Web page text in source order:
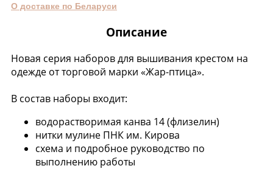
О доставке по Беларуси
Описание
Новая серия наборов для вышивания крестом на
одежде от торговой марки «Жар-птица».
В состав наборы входит:
водорастворимая канва 14 (флизелин)
нитки мулине ПНК им. Кирова
схема и подробное руководство по
выполнению работы